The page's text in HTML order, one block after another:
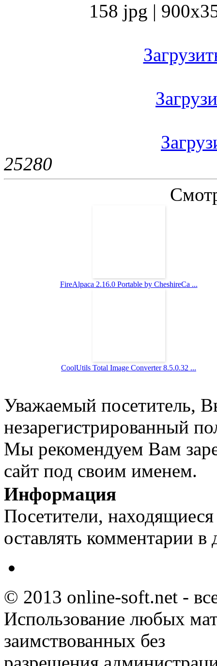
158 jpg |
25280
FireAlpaca 2.16.0 Portable by CheshireCa ...
CoolUtils Total Image Converter 8.5.0.32 ...
Уважаемый посетитель,
незарегистрированный
Мы рекомендуем Вам
сайт под своим именем.
Информация
Посетители,
оставлять комментарии в
© 2013 online-soft.net -
Использование любых
заимствованных без